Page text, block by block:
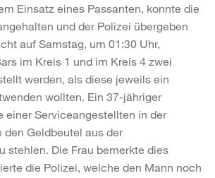
Einsatz eines Passanten, konnte die
und der Polizei übergeben
auf Samstag, um 01:30 Uhr,
im Kreis 1 und im Kreis 4 zwei
werden, als diese jeweils ein
wollten. Ein 37-jähriger
einer Serviceangestellten in der
den Geldbeutel aus der
stehlen. Die Frau bemerkte dies
die Polizei, welche den Mann noch